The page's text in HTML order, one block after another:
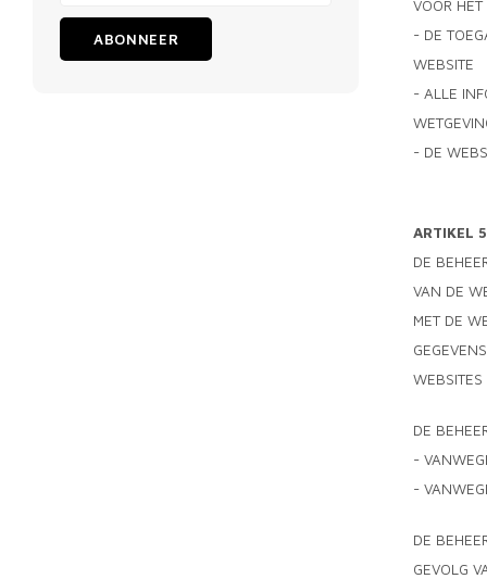
ABONNEER
VOOR
- DE
WEBSITE
- ALLE
- DE
ARTIKEL
DE
VAN DE
MET DE
WEBSITES
DE
-
-
DE
GEVOLG